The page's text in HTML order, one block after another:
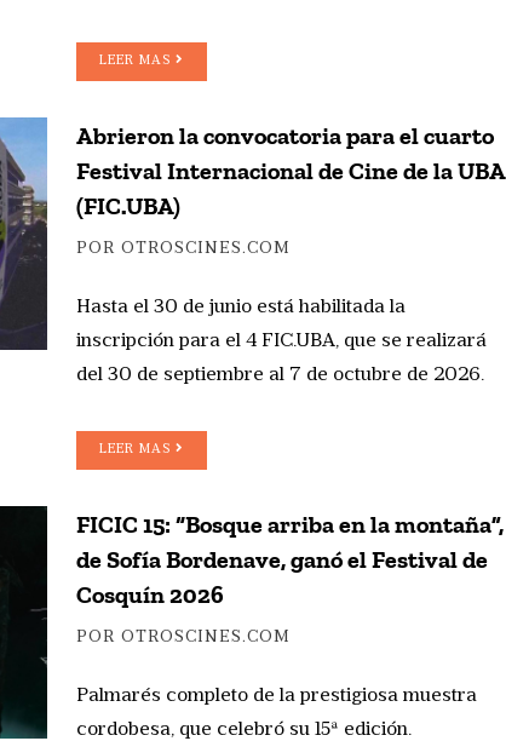
LEER MAS
Abrieron la convocatoria para el cuarto
Festival Internacional de Cine de la UBA
(FIC.UBA)
POR OTROSCINES.COM
Hasta el 30 de junio está habilitada la
inscripción para el 4 FIC.UBA, que se realizará
del 30 de septiembre al 7 de octubre de 2026.
LEER MAS
FICIC 15: “Bosque arriba en la montaña”,
de Sofía Bordenave, ganó el Festival de
Cosquín 2026
POR OTROSCINES.COM
Palmarés completo de la prestigiosa muestra
cordobesa, que celebró su 15ª edición.